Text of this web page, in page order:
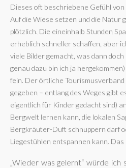
Dieses oft beschriebene Gefühl
Auf die Wiese setzen und die Natur
plötzlich. Die eineinhalb Stunden
erheblich schneller schaffen, aber
viele Bilder gemacht, was dann
genau dazu bin ich ja
fein. Der örtliche
gegeben – entlang des Weges gibt
eigentlich für Kinder gedacht sind)
Bergwelt lernen kann, die lokalen
Bergkräuter-Duft schnuppern darf
Liegestühlen entspannen kann.
„Wieder was gelernt“ würde ich